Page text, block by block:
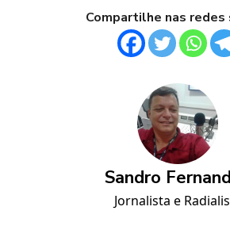
Compartilhe nas redes
Sandro
Jornalista e